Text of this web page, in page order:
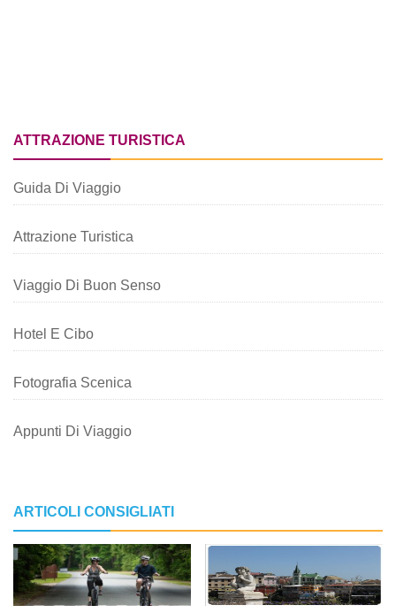
ATTRAZIONE TURISTICA
Guida Di Viaggio
Attrazione Turistica
Viaggio Di Buon Senso
Hotel E Cibo
Fotografia Scenica
Appunti Di Viaggio
ARTICOLI CONSIGLIATI